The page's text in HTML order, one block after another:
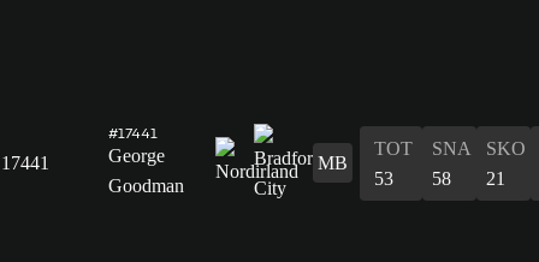
17441
#17441
George
Goodman
MB
TOT
53
SNA
58
SKO
21